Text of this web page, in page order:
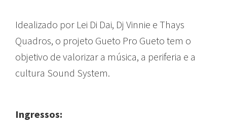
Idealizado por Lei Di Dai, Dj Vinnie e Thays
Quadros, o projeto Gueto Pro Gueto tem o
objetivo de valorizar a música, a periferia e a
cultura Sound System.
Ingressos: